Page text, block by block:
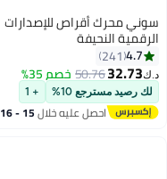
سوني محرك أقراص للإصدارات
الرقمية النحيفة
4.7
241
د.ك‏32.73
50.76خصم 35%
لك رصيد مسترجع 10% + 1
احصل عليه خلال 15 - 16